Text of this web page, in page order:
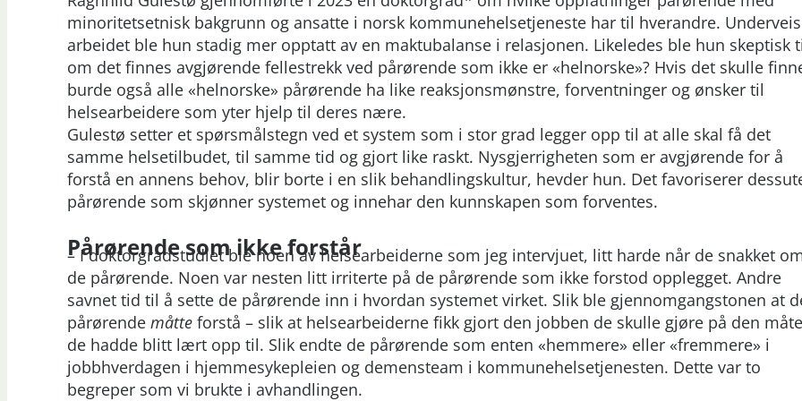
minoritetsetnisk bakgrunn og ansatte i norsk kommunehelsetjeneste har til hverandre.
arbeidet ble hun stadig mer opptatt av en maktubalanse i relasjonen. Likeledes ble hun skeptisk
om det finnes avgjørende fellestrekk ved pårørende som ikke er «helnorske»? Hvis det skulle
burde også alle «helnorske» pårørende ha like reaksjonsmønstre, forventninger og ønsker til
helsearbeidere som yter hjelp til deres nære.
Gulestø setter et spørsmålstegn ved et system som i stor grad legger opp til at alle skal få det
samme helsetilbudet, til samme tid og gjort like raskt. Nysgjerrigheten som er avgjørende for å
forstå en annens behov, blir borte i en slik behandlingskultur, hevder hun. Det favoriserer
pårørende som skjønner systemet og innehar den kunnskapen som forventes.
Pårørende som ikke forstår
– I doktorgradstudiet ble noen av helsearbeiderne som jeg intervjuet, litt harde når de snakket
de pårørende. Noen var nesten litt irriterte på de pårørende som ikke forstod opplegget. Andre
savnet tid til å sette de pårørende inn i hvordan systemet virket. Slik ble gjennomgangstonen at
pårørende måtteforstå – slik at helsearbeiderne fikk gjort den jobben de skulle gjøre på den
de hadde blitt lært opp til. Slik endte de pårørende som enten «hemmere» eller «fremmere» i
jobbhverdagen i hjemmesykepleien og demensteam i kommunehelsetjenesten. Dette var to
begreper som vi brukte i avhandlingen.